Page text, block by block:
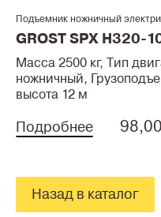
Подъемник ножничный
GROST SPX H320-
Масса 2500 кг, Тип
ножничный,
высота 12 м
Подробнее
Назад в каталог